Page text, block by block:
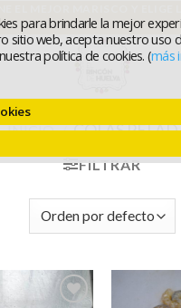
para brindarle la mejor
sitio web, acepta nuestro uso
política de cookies. (más
INICIO / COLAS
FILTRAR